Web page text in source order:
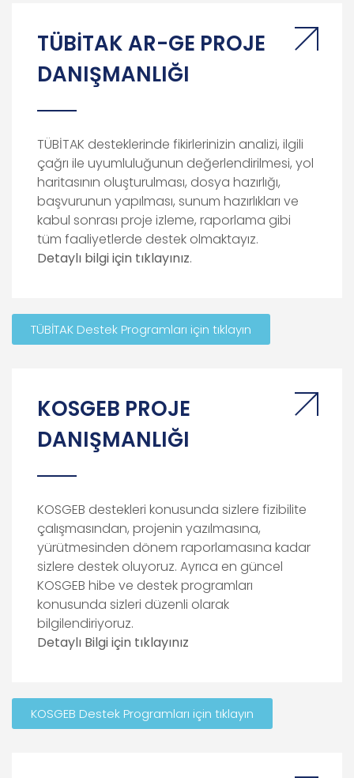
TÜBİTAK AR-GE PROJE
DANIŞMANLIĞI
TÜBİTAK desteklerinde fikirlerinizin analizi, ilgili
çağrı ile uyumluluğunun değerlendirilmesi, yol
haritasının oluşturulması, dosya hazırlığı,
başvurunun yapılması, sunum hazırlıkları ve
kabul sonrası proje izleme, raporlama gibi
tüm faaliyetlerde destek olmaktayız.
Detaylı bilgiiçin tıklayınız.
TÜBİTAK Destek Programları için tıklayın
KOSGEB PROJE
DANIŞMANLIĞI
KOSGEB destekleri konusunda sizlere fizibilite
çalışmasından, projenin yazılmasına,
yürütmesinden dönem raporlamasına kadar
sizlere destek oluyoruz. Ayrıca en güncel
KOSGEB hibe ve destek programları
konusunda sizleri düzenli olarak
bilgilendiriyoruz.
Detaylı Bilgi için tıklayınız
KOSGEB Destek Programları için tıklayın